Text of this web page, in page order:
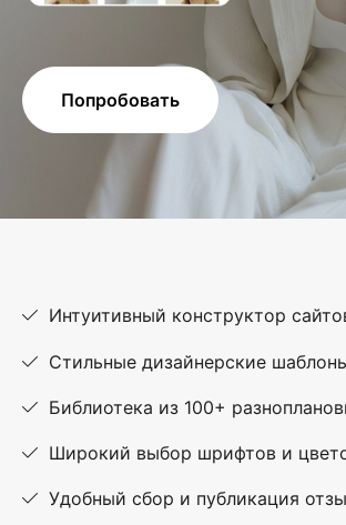
Попробовать
Интуитивный конструктор
Стильные дизайнерские
Библиотека из 100+
Широкий выбор шрифтов и
Удобный сбор и публикация